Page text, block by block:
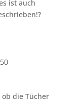
ist auch
die Tücher